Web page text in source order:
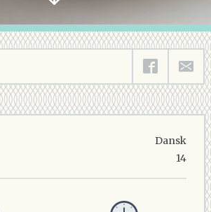
Dansk
14